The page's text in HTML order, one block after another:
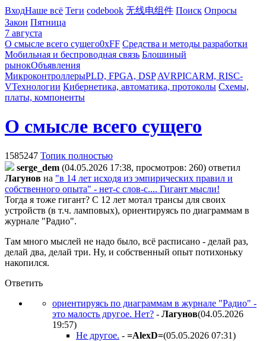
ВходНаше всё Теги codebook 无线电组件 Поиск Опросы
Закон Пятница
7 августа
О смысле всего сущего0xFF Средства и методы разработки
Мобильная и беспроводная связь Блошиный
рынокОбъявления
МикроконтроллерыPLD, FPGA, DSP AVRPICARM, RISC-
VТехнологии Кибернетика, автоматика, протоколы Схемы,
платы, компоненты
О смысле всего сущего
1585247 Топик полностью
serge_dem (04.05.2026 17:38, просмотров: 260) ответил
Лaгyнoв на "в 14 лет исходя из эмпирических правил и
собственного опыта" - нет-с слов-с.... Гигант мысли!
Тогда я тоже гигант? С 12 лет мотал трансы для своих
устройств (в т.ч. ламповых), ориентируясь по диаграммам в
журнале "Радио".
Там много мыслей не надо было, всё расписано - делай раз,
делай два, делай три. Ну, и собственный опыт потихоньку
накопился.
Ответить
ориентируясь по диаграммам в журнале "Радио" -
это малость другое. Нет? - Лaгyнoв(04.05.2026
19:57)
Не другое. - =AlexD=(05.05.2026 07:31)